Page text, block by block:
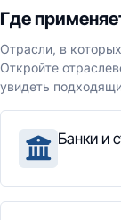
Где
Отрасли, в
Откройте
увидеть
Банки и